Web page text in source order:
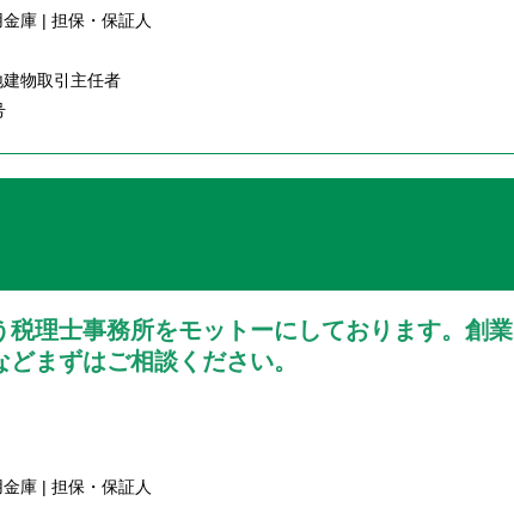
庫 | 担保・保証人
物取引主任者
税理士事務所をモットーにしております。創業
まずはご相談ください。
庫 | 担保・保証人